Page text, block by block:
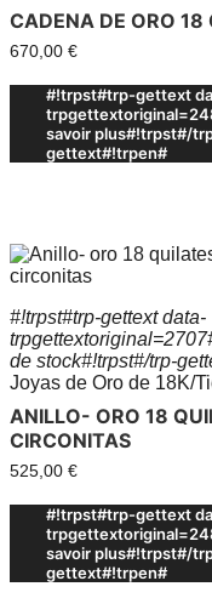
CADENA DE ORO 18
670,00 €
#!trpst#trp-gettext
savoir plus#!trpst#/
gettext#!trpen#
#!trpst#trp-gettext data-
de stock#!trpst#/trp-
Joyas de Oro de 18K/
ANILLO- ORO 18
CIRCONITAS
525,00 €
#!trpst#trp-gettext
savoir plus#!trpst#/
gettext#!trpen#